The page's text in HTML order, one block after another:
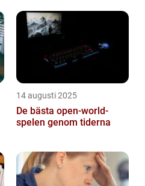
14 augusti 2025
De bästa open-world-
spelen genom tiderna